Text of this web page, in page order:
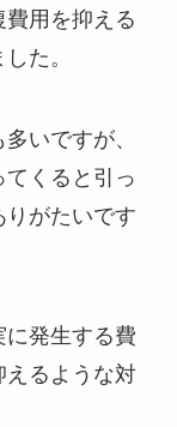
用を抑える
た。
いですが、
くると引っ
がたいです
に発生する費
えるような対